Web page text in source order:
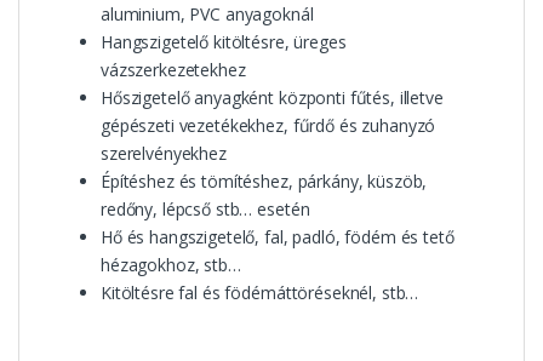
aluminium, PVC anyagoknál
Hangszigetelő kitöltésre, üreges
vázszerkezetekhez
Hőszigetelő anyagként központi fűtés, illetve
gépészeti vezetékekhez, fűrdő és zuhanyzó
szerelvényekhez
Építéshez és tömítéshez, párkány, küszöb,
redőny, lépcső stb… esetén
Hő és hangszigetelő, fal, padló, födém és tető
hézagokhoz, stb…
Kitöltésre fal és födémáttöréseknél, stb…